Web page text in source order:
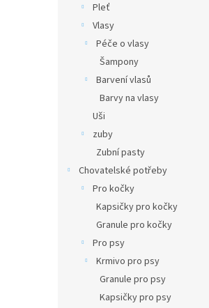
Pleť
Vlasy
Péče o vlasy
Šampony
Barvení vlasů
Barvy na vlasy
Uši
zuby
Zubní pasty
Chovatelské potřeby
Pro kočky
Kapsičky pro kočky
Granule pro kočky
Pro psy
Krmivo pro psy
Granule pro psy
Kapsičky pro psy